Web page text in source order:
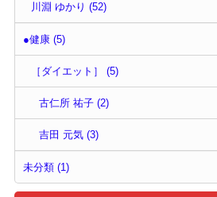
川淵 ゆかり (52)
●健康 (5)
［ダイエット］ (5)
古仁所 祐子 (2)
吉田 元気 (3)
未分類 (1)